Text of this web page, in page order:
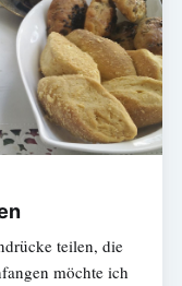
teilen, die
möchte ich